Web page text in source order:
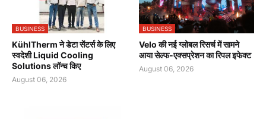
BUSINESS
KühlTherm ने डेटा सेंटर्स के लिए
स्वदेशी Liquid Cooling
Solutions लॉन्च किए
August 06, 2026
BUSINESS
Velo की नई ग्लोबल रिसर्च में सामने
आया सेल्फ-एक्सप्रेशन का रिपल इफेक्ट
August 06, 2026